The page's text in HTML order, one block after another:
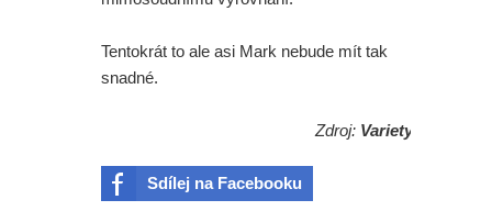
Tentokrát to ale asi Mark nebude mít tak
snadné.
Zdroj: Variety
Sdílej na Facebooku